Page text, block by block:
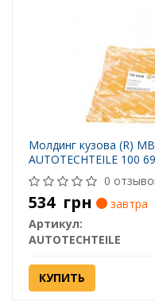
Молдинг кузова (R)
AUTOTECHTEILE 100
0
534 грн
завтра
Артикул:
AUTOTECHTEILE
КУПИТЬ